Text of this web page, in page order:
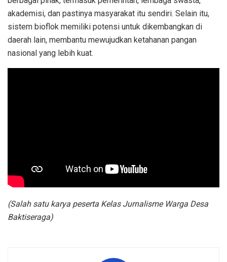
akademisi, dan pastinya masyarakat itu sendiri. Selain itu,
sistem bioflok memiliki potensi untuk dikembangkan di
daerah lain, membantu mewujudkan ketahanan pangan
nasional yang lebih kuat.
(Salah satu karya peserta Kelas Jurnalisme Warga Desa
Baktiseraga)